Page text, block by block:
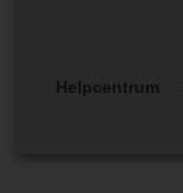
Helpcentrum